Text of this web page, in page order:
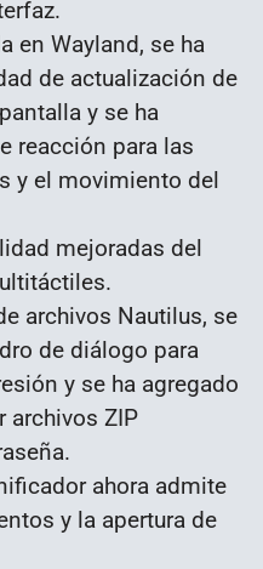
en Wayland, se ha
de actualización de
y se ha
reacción para las
y el movimiento del
mejoradas del
archivos Nautilus, se
de diálogo para
y se ha agregado
archivos ZIP
ahora admite
y la apertura de